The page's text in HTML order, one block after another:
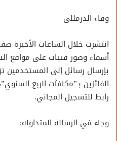
وفاء الدرمللى
انتشرت خلال الساعات الأخيرة
أسماء وصور فتيات على مواقع
بإرسال رسائل إلى المستخدمين
الفائزين بـ”مكافآت الربع
رابط للتسجيل المجاني.
وجاء في الرسالة المتداولة: